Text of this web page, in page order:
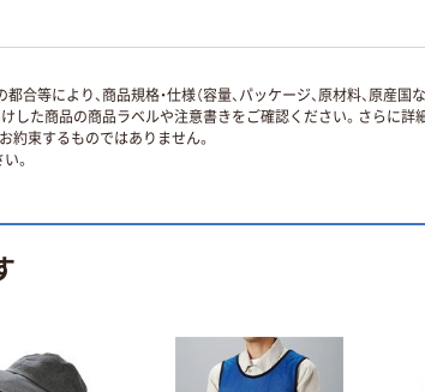
等により、商品規格・仕様（容量、パッケージ、原材料、原産
た商品の商品ラベルや注意書きをご確認ください。さらに詳
約束するものではありません。
。